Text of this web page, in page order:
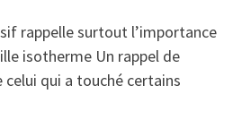
rappelle surtout l’importance
isotherme Un rappel de
qui a touché certains